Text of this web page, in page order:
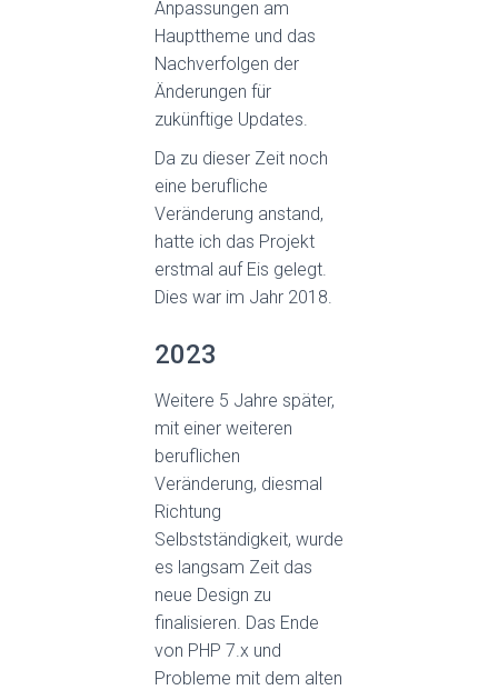
Anpassungen am
Haupttheme und das
Nachverfolgen der
Änderungen für
zukünftige Updates.
Da zu dieser Zeit noch
eine berufliche
Veränderung anstand,
hatte ich das Projekt
erstmal auf Eis gelegt.
Dies war im Jahr 2018.
2023
Weitere 5 Jahre später,
mit einer weiteren
beruflichen
Veränderung, diesmal
Richtung
Selbstständigkeit, wurde
es langsam Zeit das
neue Design zu
finalisieren. Das Ende
von PHP 7.x und
Probleme mit dem alten